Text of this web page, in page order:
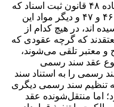
۲- بعضی دیگر از قضات با وجود حکم ماده ۴۸ قانون ثبت اسناد که
اعلام می‌کند؛ «اسنادی که مطابق مواد ۴۶ و ۴۷ و دیگر مواد این
اند، در هیچ‌ کدام از
که گرچه عقودی که
و معتبر تلقی می‌شوند،
عقد سند رسمی
رسمی را به استناد سند
تنظیم سند رسمی دیگری
اما منتقل‌شونده عقد